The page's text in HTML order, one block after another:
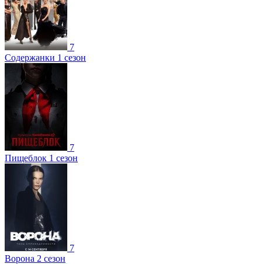
7
Содержанки 1 сезон
7
Пищеблок 1 сезон
7
Ворона 2 сезон